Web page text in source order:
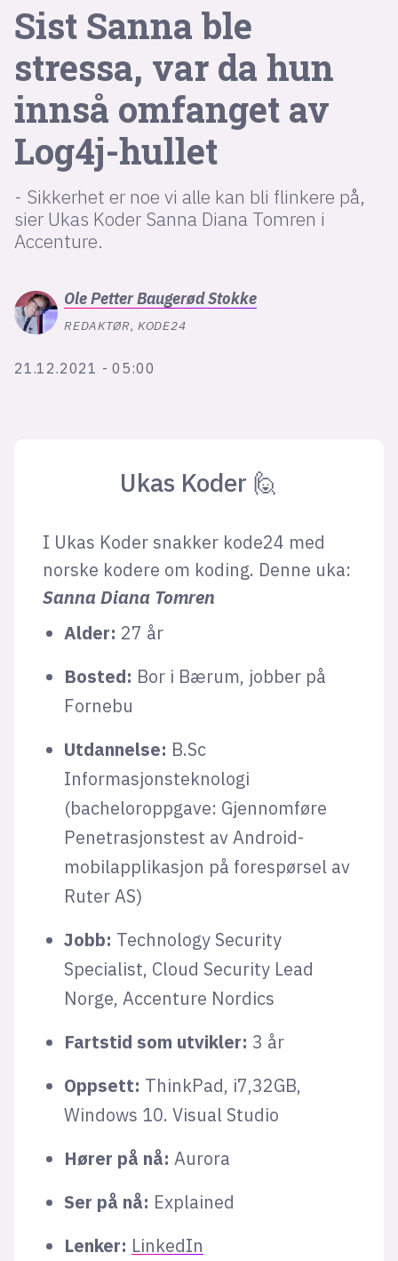
Sist Sanna ble
stressa, var da hun
innså omfanget av
Log4j-hullet
- Sikkerhet er noe vi alle kan bli flinkere på,
sier Ukas Koder Sanna Diana Tomren i
Accenture.
Ole PetterBaugerød Stokke
REDAKTØR, KODE24
21.12.2021 - 05:00
Ukas Koder 🙋
I Ukas Koder snakker kode24 med
norske kodere om koding. Denne uka:
Sanna Diana Tomren
Alder: 27 år
Bosted: Bor i Bærum, jobber på
Fornebu
Utdannelse: B.Sc
Informasjonsteknologi
(bacheloroppgave: Gjennomføre
Penetrasjonstest av Android-
mobilapplikasjon på forespørsel av
Ruter AS)
Jobb: Technology Security
Specialist, Cloud Security Lead
Norge, Accenture Nordics
Fartstid som utvikler: 3 år
Oppsett: ThinkPad, i7,32GB,
Windows 10. Visual Studio
Hører på nå: Aurora
Ser på nå: Explained
Lenker: LinkedIn
Facebook
annonsepriser
annonseguide
suksesshistorier
Bli firmapartner